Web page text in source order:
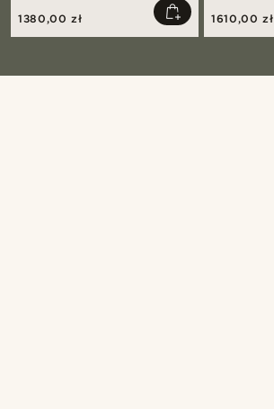
1380,00 zł 1610,00 zł